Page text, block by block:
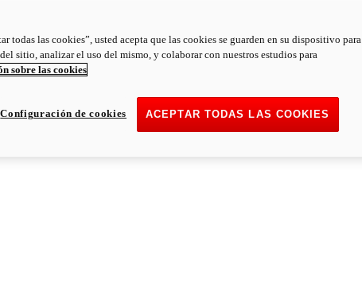
todas las cookies”, usted acepta que las cookies se guarden en su dispositivo para
sitio, analizar el uso del mismo, y colaborar con nuestros estudios para
sobre las cookies
ACEPTAR TODAS LAS COOKIES
Configuración de cookies